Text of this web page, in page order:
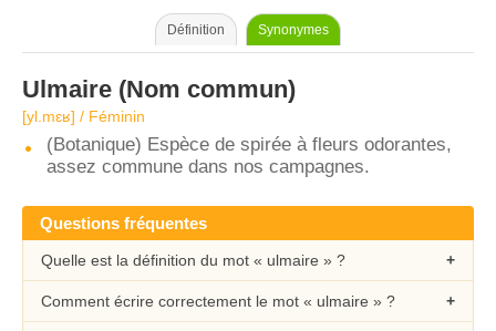
Définition Synonymes
Ulmaire (Nom commun)
[yl.mɛʁ] / Féminin
(Botanique) Espèce de spirée à fleurs odorantes,
assez commune dans nos campagnes.
Questions fréquentes
Quelle est la définition du mot « ulmaire » ?
Comment écrire correctement le mot « ulmaire » ?